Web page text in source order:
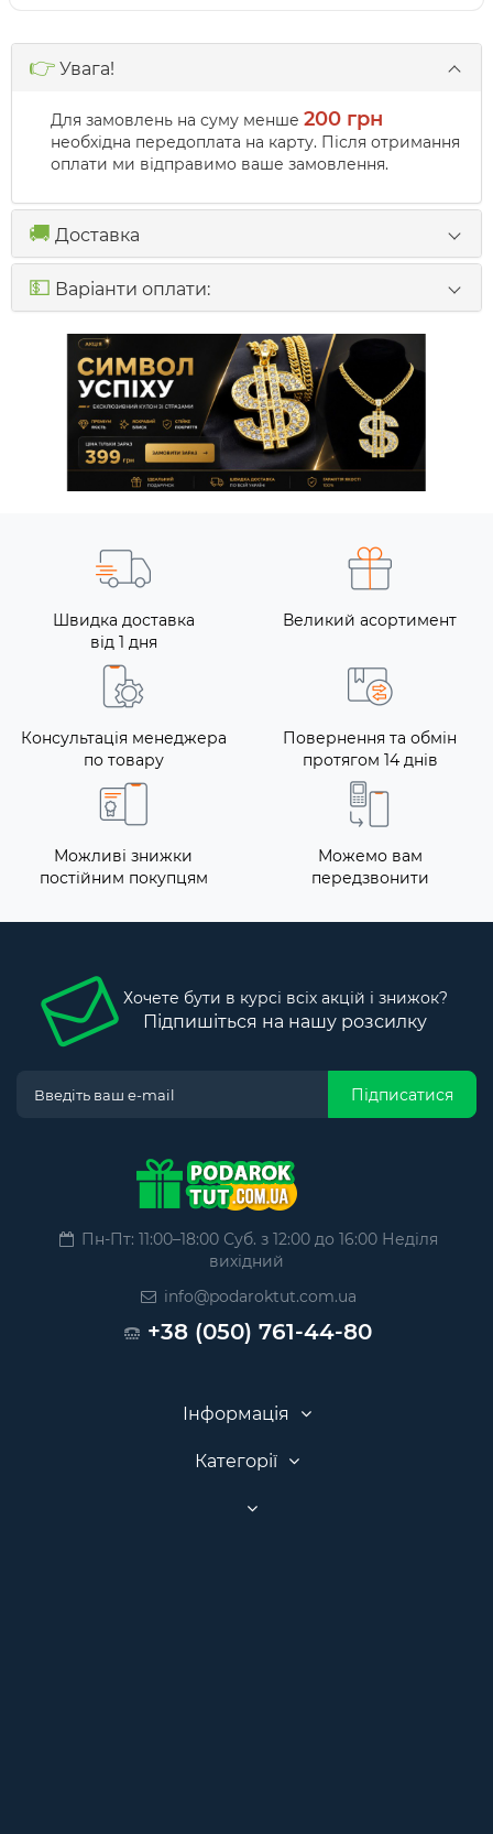
👉 Увага!
Для замовлень на суму менше 200 грн
необхідна передоплата на карту. Після отримання
оплати ми відправимо ваше замовлення.
🚚 Доставка
💵 Варіанти оплати:
Швидка доставка
від 1 дня
Великий асортимент
Консультація менеджера
по товару
Повернення та обмін
протягом 14 днів
Можливі знижки
постійним покупцям
Можемо вам
передзвонити
Хочете бути в курсі всіх акцій і знижок?
Підпишіться на нашу розсилку
Підписатися
Пн-Пт: 11:00–18:00 Суб. з 12:00 до 16:00 Неділя
вихідний
info@podaroktut.com.ua
+38 (050) 761-44-80
Інформація
Категорії